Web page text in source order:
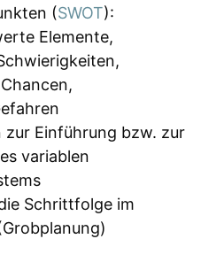
(SWOT):
Elemente,
zur Einführung bzw. zur
variablen
Schrittfolge im